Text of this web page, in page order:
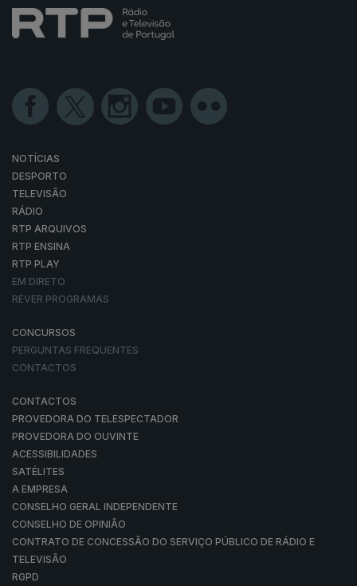
NOTÍCIAS
DESPORTO
TELEVISÃO
RÁDIO
RTP ARQUIVOS
RTP ENSINA
RTP PLAY
EM DIRETO
REVER PROGRAMAS
CONCURSOS
PERGUNTAS FREQUENTES
CONTACTOS
CONTACTOS
PROVEDORA DO TELESPECTADOR
PROVEDORA DO OUVINTE
ACESSIBILIDADES
SATÉLITES
A EMPRESA
CONSELHO GERAL INDEPENDENTE
CONSELHO DE OPINIÃO
CONTRATO DE CONCESSÃO DO SERVIÇO PÚBLICO DE RÁDIO E
TELEVISÃO
RGPD